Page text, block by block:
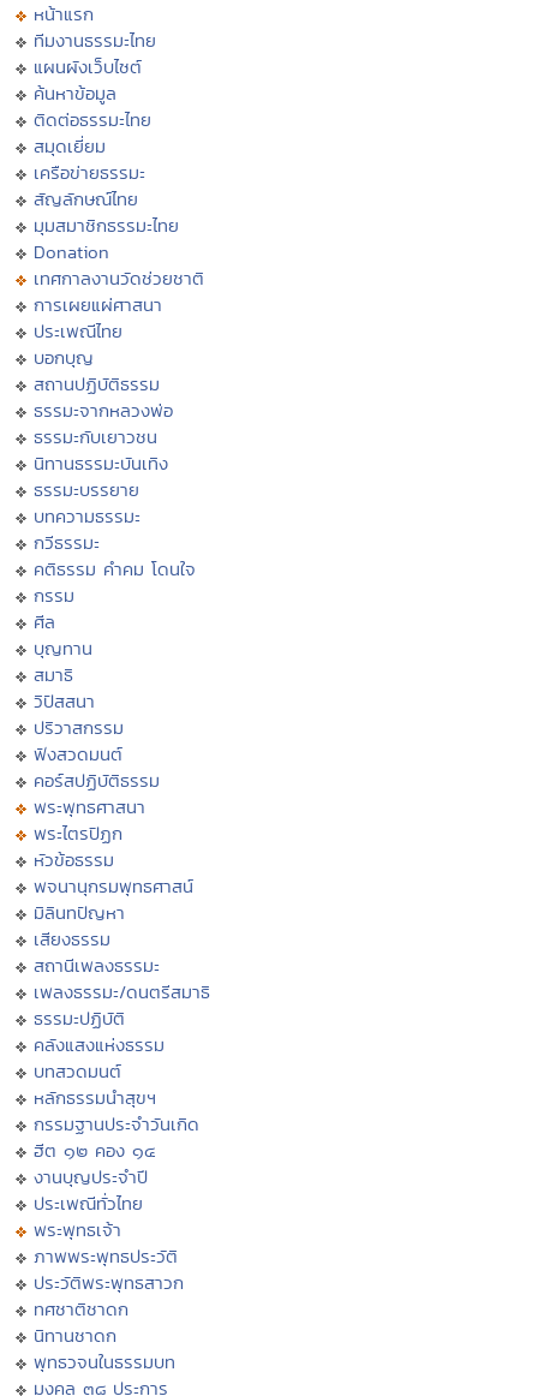
หน้าแรก
ทีมงานธรรมะไทย
แผนผังเว็บไซต์
ค้นหาข้อมูล
ติดต่อธรรมะไทย
สมุดเยี่ยม
เครือข่ายธรรมะ
สัญลักษณ์ไทย
มุมสมาชิกธรรมะไทย
Donation
เทศกาลงานวัดช่วยชาติ
การเผยแผ่ศาสนา
ประเพณีไทย
บอกบุญ
สถานปฏิบัติธรรม
ธรรมะจากหลวงพ่อ
ธรรมะกับเยาวชน
นิทานธรรมะบันเทิง
ธรรมะบรรยาย
บทความธรรมะ
กวีธรรมะ
คติธรรม คำคม โดนใจ
กรรม
ศีล
บุญทาน
สมาธิ
วิปัสสนา
ปริวาสกรรม
ฟังสวดมนต์
คอร์สปฏิบัติธรรม
พระพุทธศาสนา
พระไตรปิฏก
หัวข้อธรรม
พจนานุกรมพุทธศาสน์
มิลินทปัญหา
เสียงธรรม
สถานีเพลงธรรมะ
เพลงธรรมะ/ดนตรีสมาธิ
ธรรมะปฏิบัติ
คลังแสงแห่งธรรม
บทสวดมนต์
หลักธรรมนำสุขฯ
กรรมฐานประจำวันเกิด
ฮีต ๑๒ คอง ๑๔
งานบุญประจำปี
ประเพณีทั่วไทย
พระพุทธเจ้า
ภาพพระพุทธประวัติ
ประวัติพระพุทธสาวก
ทศชาติชาดก
นิทานชาดก
พุทธวจนในธรรมบท
มงคล ๓๘ ประการ